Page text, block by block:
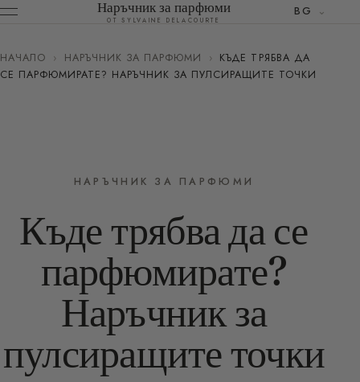
Наръчник за парфюми
ОТ SYLVAINE DELACOURTE
BG
НАЧАЛО › НАРЪЧНИК ЗА ПАРФЮМИ › КЪДЕ ТРЯБВА ДА
СЕ ПАРФЮМИРАТЕ? НАРЪЧНИК ЗА ПУЛСИРАЩИТЕ ТОЧКИ
НАРЪЧНИК ЗА ПАРФЮМИ
Къде трябва да се
парфюмирате?
Наръчник за
пулсиращите точки